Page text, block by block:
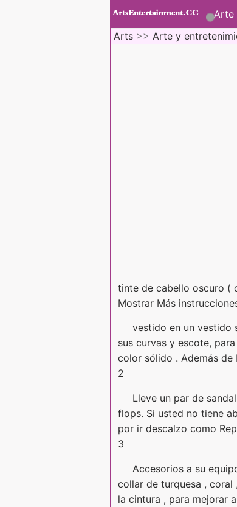
Arte
Arts >> Arte y
tinte de cabello oscuro (
Mostrar Más
vestido en un vestido
sus curvas y escote,
color sólido . Además de
2
Lleve un par de
flops. Si usted no tiene
por ir descalzo como
3
Accesorios a su
collar de turquesa , coral
la cintura , para mejorar